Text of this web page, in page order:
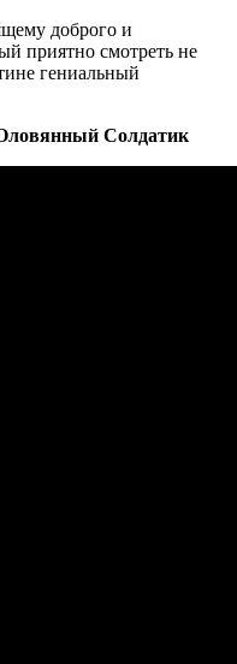
доброго и
приятно смотреть не
гениальный
Солдатик